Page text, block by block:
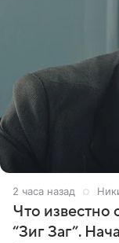
2 часа назад
Что известно
“Зиг Заг”.